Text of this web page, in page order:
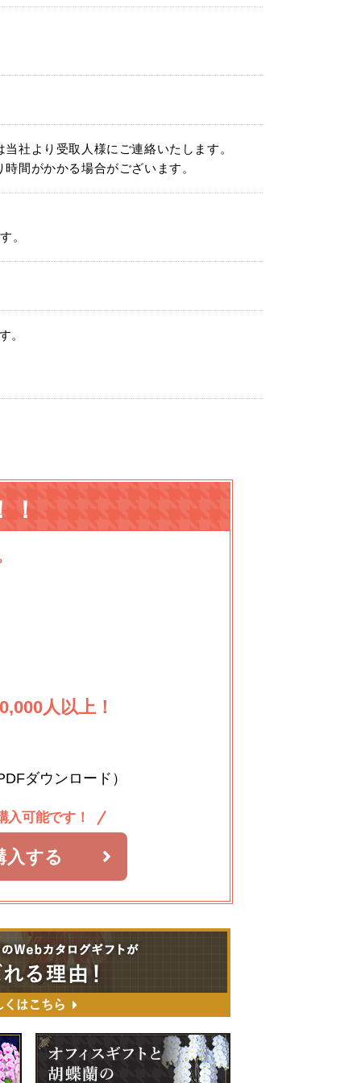
社より受取人様にご連絡いたします。
間がかかる場合がございます。
。
。
人以上！
ダウンロード）
入可能です！
入する